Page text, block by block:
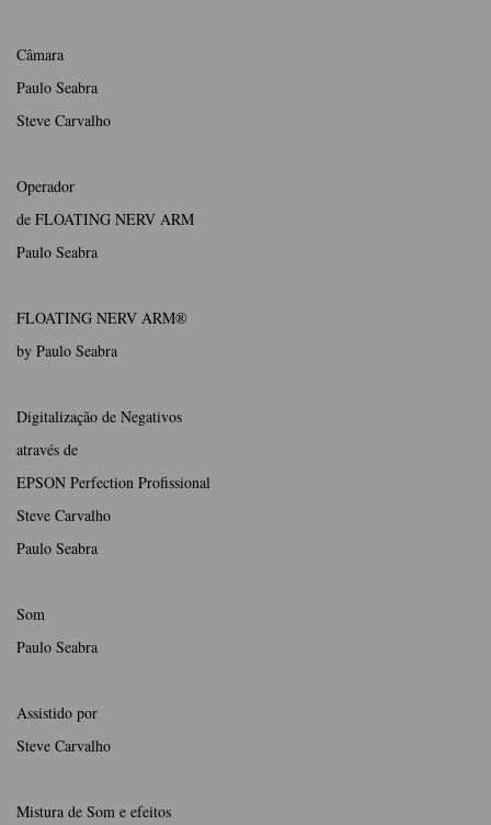
Câmara
Paulo Seabra
Steve Carvalho
Operador
de FLOATING NERV ARM
Paulo Seabra
FLOATING NERV ARM®
by Paulo Seabra
Digitalização de Negativos
através de
EPSON Perfection Profissional
Steve Carvalho
Paulo Seabra
Som
Paulo Seabra
Assistido por
Steve Carvalho
Mistura de Som e efeitos